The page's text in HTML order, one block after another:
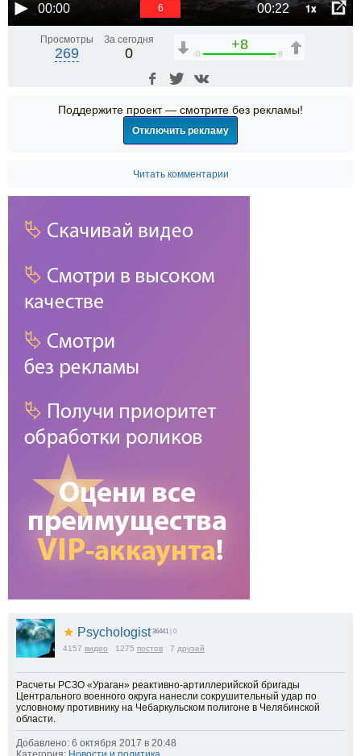
00:00 00:22 1x
6
Просмотры
269
За сегодня
0
+8
0 8
Поддержите проект — смотрите без рекламы!
Отключить рекламу
Читать комментарии
★ Psychologist 36441 | 0
4157 видео 1275 постов 7 друзей
Расчеты РСЗО «Ураган» реактивно-артиллерийской бригады
Центрального военного округа нанесли сокрушительный удар по
условному противнику на Чебаркульском полигоне в Челябинской
области.
Добавлено: 6 октября 2017 в 20:48